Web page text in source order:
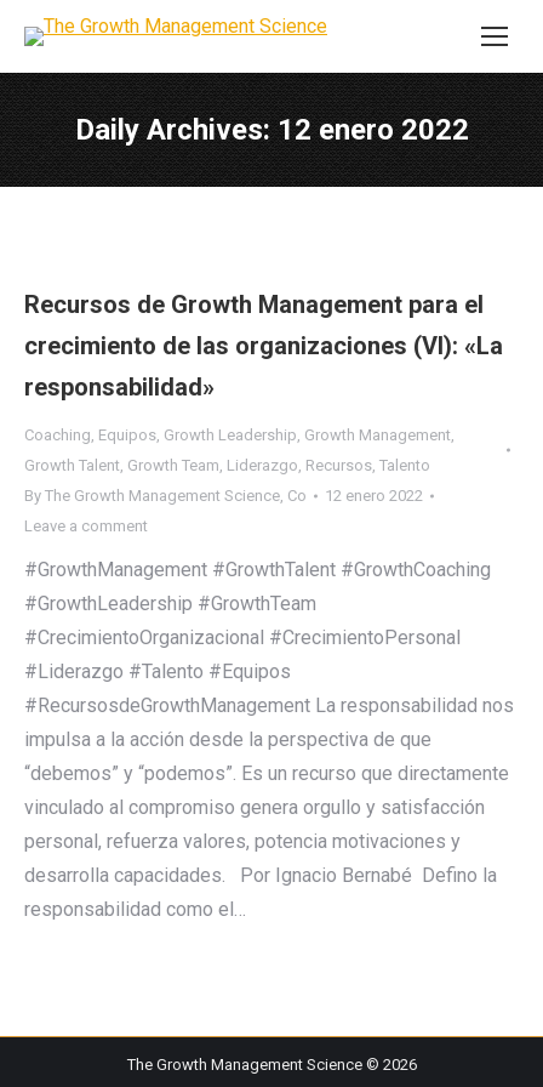
Daily Archives:12 enero 2022
Recursos de Growth Management para el
crecimiento de las organizaciones (VI): «La
responsabilidad»
Coaching, Equipos, Growth Leadership, Growth Management,
Growth Talent, Growth Team, Liderazgo, Recursos, Talento
By The Growth Management Science, Co
12 enero 2022
Leave a comment
#GrowthManagement #GrowthTalent #GrowthCoaching
#GrowthLeadership #GrowthTeam
#CrecimientoOrganizacional #CrecimientoPersonal
#Liderazgo #Talento #Equipos
#RecursosdeGrowthManagement La responsabilidad nos
impulsa a la acción desde la perspectiva de que
“debemos” y “podemos”. Es un recurso que directamente
vinculado al compromiso genera orgullo y satisfacción
personal, refuerza valores, potencia motivaciones y
desarrolla capacidades. Por Ignacio Bernabé Defino la
responsabilidad como el…
The Growth Management Science © 2026